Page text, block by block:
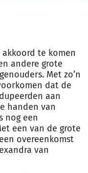
te komen
andere grote
Met zo’n
dat de
aan
handen van
nog een
een van de grote
overeenkomst
van